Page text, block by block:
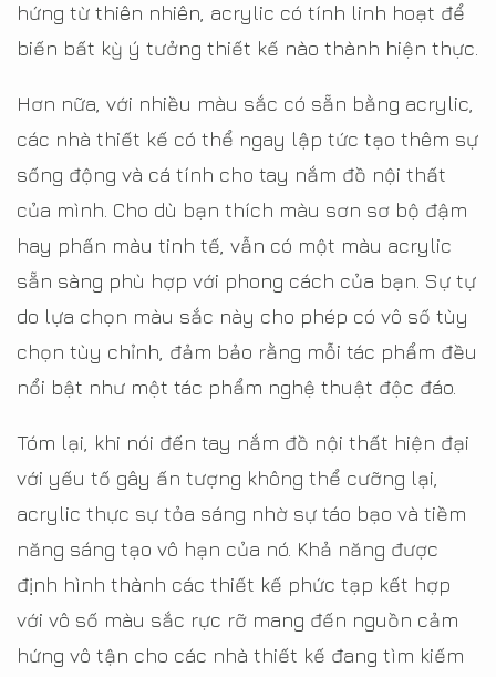
hứng từ thiên nhiên, acrylic có tính linh hoạt để
biến bất kỳ ý tưởng thiết kế nào thành hiện thực.
Hơn nữa, với nhiều màu sắc có sẵn bằng acrylic,
các nhà thiết kế có thể ngay lập tức tạo thêm sự
sống động và cá tính cho tay nắm đồ nội thất
của mình. Cho dù bạn thích màu sơn sơ bộ đậm
hay phấn màu tinh tế, vẫn có một màu acrylic
sẵn sàng phù hợp với phong cách của bạn. Sự tự
do lựa chọn màu sắc này cho phép có vô số tùy
chọn tùy chỉnh, đảm bảo rằng mỗi tác phẩm đều
nổi bật như một tác phẩm nghệ thuật độc đáo.
Tóm lại, khi nói đến tay nắm đồ nội thất hiện đại
với yếu tố gây ấn tượng không thể cưỡng lại,
acrylic thực sự tỏa sáng nhờ sự táo bạo và tiềm
năng sáng tạo vô hạn của nó. Khả năng được
định hình thành các thiết kế phức tạp kết hợp
với vô số màu sắc rực rỡ mang đến nguồn cảm
hứng vô tận cho các nhà thiết kế đang tìm kiếm